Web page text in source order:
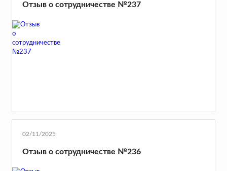
Отзыв о сотрудничестве №237
02/11/2025
Отзыв о сотрудничестве №236